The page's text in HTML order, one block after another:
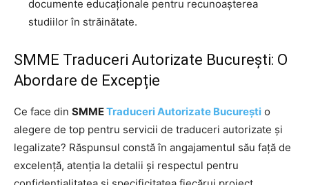
documente educaționale pentru recunoașterea
studiilor în străinătate.
SMME Traduceri Autorizate București: O
Abordare de Excepție
Ce face din SMMETraduceri Autorizate București o
alegere de top pentru servicii de traduceri autorizate și
legalizate? Răspunsul constă în angajamentul său față de
excelență, atenția la detalii și respectul pentru